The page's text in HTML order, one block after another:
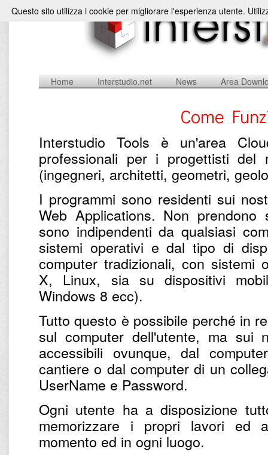
Home Interstudio.net News Area
Come
Interstudio Tools è un'area
professionali per i progettisti del
(ingegneri, architetti, geometri,
I programmi sono residenti sui
Web Applications. Non
sono indipendenti da qualsiasi
sistemi operativi e dal tipo di
computer tradizionali, con sistemi
X, Linux, sia su dispositivi
Windows 8 ecc).
Tutto questo è possibile perché in
sul computer dell'utente, ma sui
accessibili ovunque, dal
cantiere o dal computer di un
UserName e Password.
Ogni utente ha a disposizione
memorizzare i propri lavori ed
momento ed in ogni luogo.
Questo sito utilizza i cookie per migliorare l'esperienza utente.